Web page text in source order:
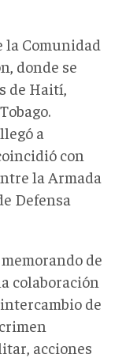
la Comunidad
donde se
de Haití,
llegó a
con
la Armada
Defensa
de
colaboración
de
acciones